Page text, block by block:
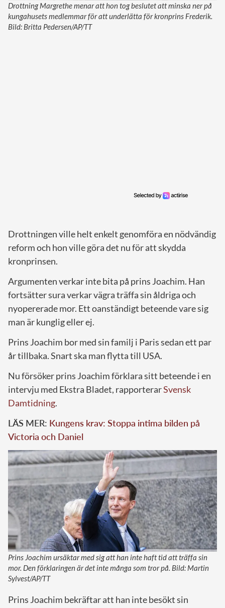
Drottning Margrethe menar att hon tog beslutet att minska ner på
kungahusets medlemmar för att underlätta för kronprins Frederik.
Bild: Britta Pedersen/AP/TT
Drottningen ville helt enkelt genomföra en nödvändig
reform och hon ville göra det nu för att skydda
kronprinsen.
Argumenten verkar inte bita på prins Joachim. Han
fortsätter sura verkar vägra träffa sin åldriga och
nyopererade mor. Ett oanständigt beteende vare sig
man är kunglig eller ej.
Prins Joachim bor med sin familj i Paris sedan ett par
år tillbaka. Snart ska man flytta till USA.
Nu försöker prins Joachim förklara sitt beteende i en
intervju med Ekstra Bladet, rapporterarSvensk
Damtidning.
LÄS MER: Kungens krav: Stoppa intima bilden på
Victoria och Daniel
Prins Joachim ursäktar med sig att han inte haft tid att träffa sin
mor. Den förklaringen är det inte många som tror på. Bild: Martin
Sylvest/AP/TT
Prins Joachim bekräftar att han inte besökt sin